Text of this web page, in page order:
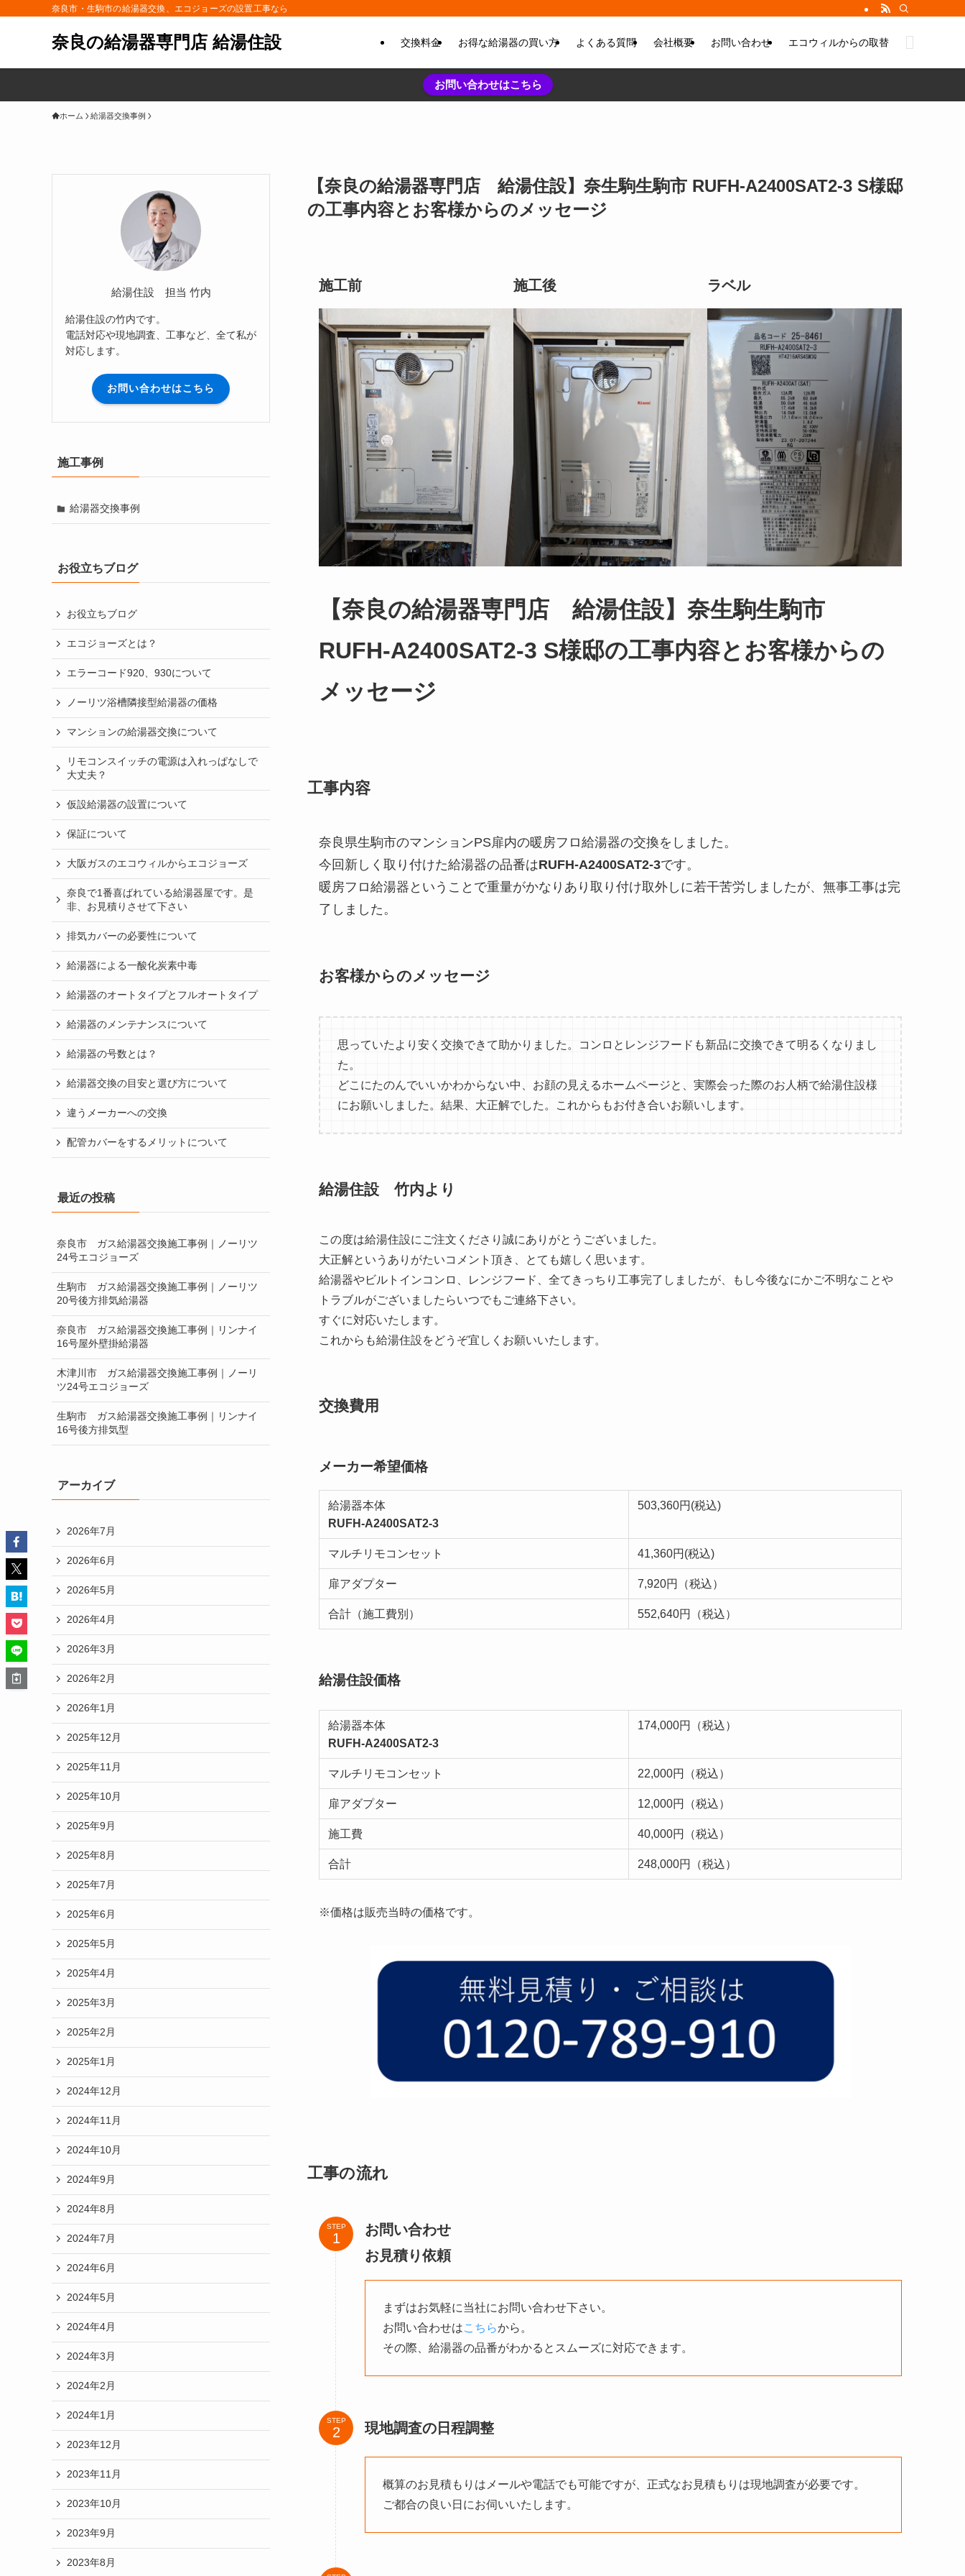
奈良市・生駒市の給湯器交換、エコジョーズの設置工事なら
奈良の給湯器専門店 給湯住設 交換料金 お得な給湯器の買い方 よくある質問 会社概要 お問い合わせ エコウィルからの取替
お問い合わせはこちら
ホーム 給湯器交換事例
【奈良の給湯器専門店 給湯住設】奈生駒生駒市 RUFH-A2400SAT2-3 S様邸
の工事内容とお客様からのメッセージ
施工前 施工後 ラベル
【奈良の給湯器専門店 給湯住設】奈生駒生駒市
RUFH-A2400SAT2-3 S様邸の工事内容とお客様からの
メッセージ
工事内容
奈良県生駒市のマンションPS扉内の暖房フロ給湯器の交換をしました。
今回新しく取り付けた給湯器の品番はRUFH-A2400SAT2-3です。
暖房フロ給湯器ということで重量がかなりあり取り付け取外しに若干苦労しましたが、無事工事は完
了しました。
お客様からのメッセージ
思っていたより安く交換できて助かりました。コンロとレンジフードも新品に交換できて明るくなりまし
た。
どこにたのんでいいかわからない中、お顔の見えるホームページと、実際会った際のお人柄で給湯住設様
にお願いしました。結果、大正解でした。これからもお付き合いお願いします。
給湯住設 竹内より
この度は給湯住設にご注文くださり誠にありがとうございました。
大正解というありがたいコメント頂き、とても嬉しく思います。
給湯器やビルトインコンロ、レンジフード、全てきっちり工事完了しましたが、もし今後なにかご不明なことや
トラブルがございましたらいつでもご連絡下さい。
すぐに対応いたします。
これからも給湯住設をどうぞ宜しくお願いいたします。
交換費用
メーカー希望価格
給湯器本体
RUFH-A2400SAT2-3
503,360円(税込)
マルチリモコンセット 41,360円(税込)
扉アダプター 7,920円（税込）
合計（施工費別） 552,640円（税込）
給湯住設価格
給湯器本体
RUFH-A2400SAT2-3
174,000円（税込）
マルチリモコンセット 22,000円（税込）
扉アダプター 12,000円（税込）
施工費 40,000円（税込）
合計 248,000円（税込）
※価格は販売当時の価格です。
工事の流れ
STEP
お問い合わせ
お見積り依頼
まずはお気軽に当社にお問い合わせ下さい。
お問い合わせはこちらから。
その際、給湯器の品番がわかるとスムーズに対応できます。
STEP 現地調査の日程調整
概算のお見積もりはメールや電話でも可能ですが、正式なお見積もりは現地調査が必要です。
ご都合の良い日にお伺いいたします。
給湯住設 担当 竹内
給湯住設の竹内です。
電話対応や現地調査、工事など、全て私が
対応します。
お問い合わせはこちら
施工事例
給湯器交換事例
お役立ちブログ
お役立ちブログ
エコジョーズとは？
エラーコード920、930について
ノーリツ浴槽隣接型給湯器の価格
マンションの給湯器交換について
リモコンスイッチの電源は入れっぱなしで
大丈夫？
仮設給湯器の設置について
保証について
大阪ガスのエコウィルからエコジョーズ
奈良で1番喜ばれている給湯器屋です。是
非、お見積りさせて下さい
排気カバーの必要性について
給湯器による一酸化炭素中毒
給湯器のオートタイプとフルオートタイプ
給湯器のメンテナンスについて
給湯器の号数とは？
給湯器交換の目安と選び方について
違うメーカーへの交換
配管カバーをするメリットについて
最近の投稿
奈良市 ガス給湯器交換施工事例｜ノーリツ
24号エコジョーズ
生駒市 ガス給湯器交換施工事例｜ノーリツ
20号後方排気給湯器
奈良市 ガス給湯器交換施工事例｜リンナイ
16号屋外壁掛給湯器
木津川市 ガス給湯器交換施工事例｜ノーリ
ツ24号エコジョーズ
生駒市 ガス給湯器交換施工事例｜リンナイ
16号後方排気型
アーカイブ
2026年7月
2026年6月
2026年5月
2026年4月
2026年3月
2026年2月
2026年1月
2025年12月
2025年11月
2025年10月
2025年9月
2025年8月
2025年7月
2025年6月
2025年5月
2025年4月
2025年3月
2025年2月
2025年1月
2024年12月
2024年11月
2024年10月
2024年9月
2024年8月
2024年7月
2024年6月
2024年5月
2024年4月
2024年3月
2024年2月
2024年1月
2023年12月
2023年11月
2023年10月
2023年9月
2023年8月